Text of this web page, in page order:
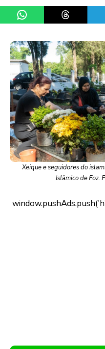
Share on WhatsApp
Share on
Xeique e seguidores do
Islâmico de Foz.